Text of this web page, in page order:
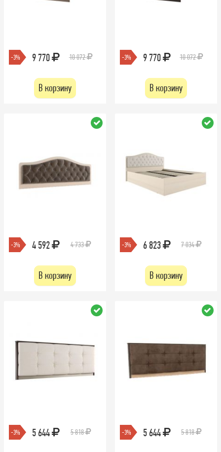
-3% 9 770 10 072
В корзину
-3% 9 770 10 072
В корзину
-3% 4 592 4 733
В корзину
-3% 6 823 7 034
В корзину
-3% 5 644 5 818 -3% 5 644 5 818